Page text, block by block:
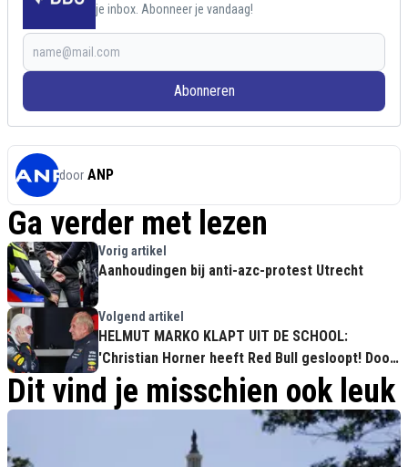
je inbox. Abonneer je vandaag!
Abonneren
door ANP
Ga verder met lezen
Vorig artikel
Aanhoudingen bij anti-azc-protest Utrecht
Volgend artikel
HELMUT MARKO KLAPT UIT DE SCHOOL:
'Christian Horner heeft Red Bull gesloopt! Door
hem is Max geen kampioen'
Dit vind je misschien ook leuk